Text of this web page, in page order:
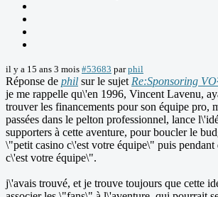
il y a 15 ans 3 mois #53683 parphil
Réponse de phil sur le sujet Re:Sponsoring
je me rappelle qu\'en 1996, Vincent Lavenu,
trouver les financements pour son équipe pro,
passées dans le pelton professionnel, lance
supporters à cette aventure, pour boucler le
\"petit casino c\'est votre équipe\" puis pendant
c\'est votre équipe\".
j\'avais trouvé, et je trouve toujours que cette